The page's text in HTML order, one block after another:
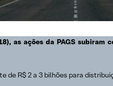
as ações da PAGS subiram
de R$ 2 a 3 bilhões para